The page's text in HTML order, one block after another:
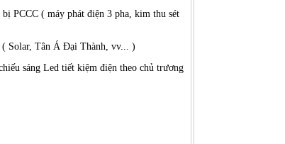
PCCC ( máy phát điện 3 pha, kim thu sét
( Solar, Tân Á Đại Thành, vv... )
sáng Led tiết kiệm điện theo chủ trương